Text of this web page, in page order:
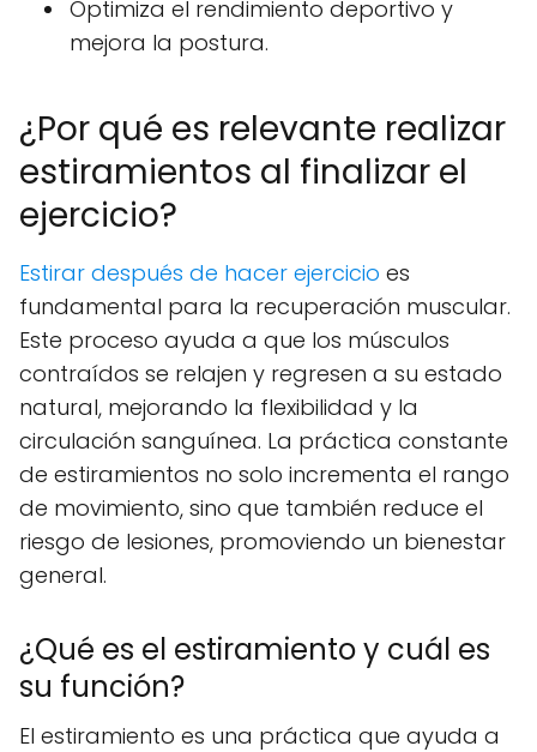
Optimiza el rendimiento deportivo y
mejora la postura.
¿Por qué es relevante realizar
estiramientos al finalizar el
ejercicio?
Estirar después de hacer ejercicio es
fundamental para la recuperación muscular.
Este proceso ayuda a que los músculos
contraídos se relajen y regresen a su estado
natural, mejorando la flexibilidad y la
circulación sanguínea. La práctica constante
de estiramientos no solo incrementa el rango
de movimiento, sino que también reduce el
riesgo de lesiones, promoviendo un bienestar
general.
¿Qué es el estiramiento y cuál es
su función?
El estiramiento es una práctica que ayuda a